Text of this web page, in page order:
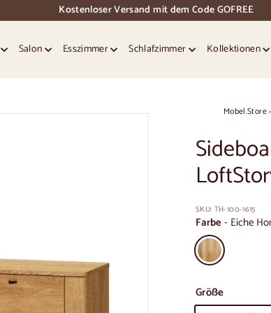
Dias
Kostenloser Versand mit dem Code GOFREE
Salon Esszimmer Schlafzimmer Kollektionen
Mobel.Store›
SKU: TH-100-1615
Farbe- Eiche
Größe